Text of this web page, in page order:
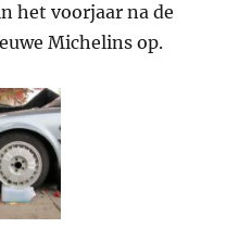
het voorjaar na de
Michelins op.